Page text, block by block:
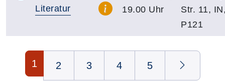
Literatur
19.00 Uhr
Str. 11,
P121
Seite 1 von 5
1 2 3 4 5